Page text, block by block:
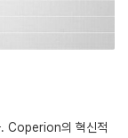
. Coperion의 혁신적